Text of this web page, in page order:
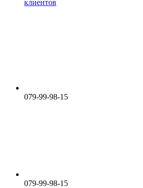
клиентов
079-99-98-15
079-99-98-15